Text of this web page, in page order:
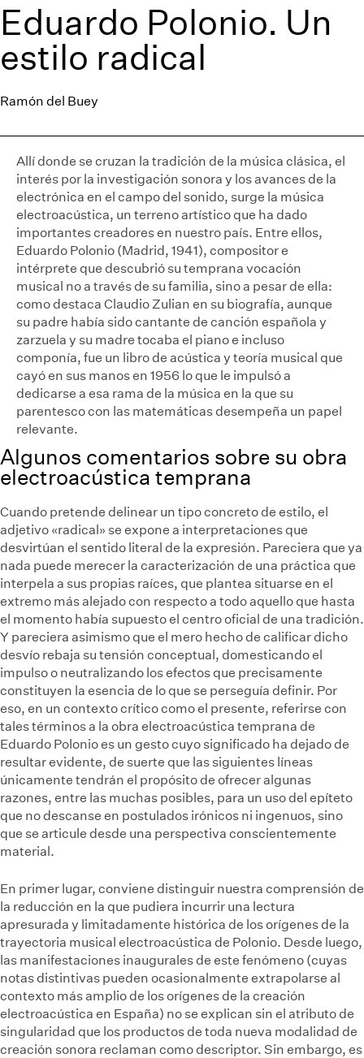
Eduardo Polonio. Un
estilo radical
Ramón del Buey
Allí donde se cruzan la tradición de la música clásica, el
interés por la investigación sonora y los avances de la
electrónica en el campo del sonido, surge la música
electroacústica, un terreno artístico que ha dado
importantes creadores en nuestro país. Entre ellos,
Eduardo Polonio (Madrid, 1941), compositor e
intérprete que descubrió su temprana vocación
musical no a través de su familia, sino a pesar de ella:
como destaca Claudio Zulian en su biografía, aunque
su padre había sido cantante de canción española y
zarzuela y su madre tocaba el piano e incluso
componía, fue un libro de acústica y teoría musical que
cayó en sus manos en 1956 lo que le impulsó a
dedicarse a esa rama de la música en la que su
parentesco con las matemáticas desempeña un papel
relevante.
Algunos comentarios sobre su obra
electroacústica temprana
Cuando pretende delinear un tipo concreto de estilo, el
adjetivo «radical» se expone a interpretaciones que
desvirtúan el sentido literal de la expresión. Pareciera que ya
nada puede merecer la caracterización de una práctica que
interpela a sus propias raíces, que plantea situarse en el
extremo más alejado con respecto a todo aquello que hasta
el momento había supuesto el centro oficial de una tradición.
Y pareciera asimismo que el mero hecho de calificar dicho
desvío rebaja su tensión conceptual, domesticando el
impulso o neutralizando los efectos que precisamente
constituyen la esencia de lo que se perseguía definir. Por
eso, en un contexto crítico como el presente, referirse con
tales términos a la obra electroacústica temprana de
Eduardo Polonio es un gesto cuyo significado ha dejado de
resultar evidente, de suerte que las siguientes líneas
únicamente tendrán el propósito de ofrecer algunas
razones, entre las muchas posibles, para un uso del epíteto
que no descanse en postulados irónicos ni ingenuos, sino
que se articule desde una perspectiva conscientemente
material.
En primer lugar, conviene distinguir nuestra comprensión de
la reducción en la que pudiera incurrir una lectura
apresurada y limitadamente histórica de los orígenes de la
trayectoria musical electroacústica de Polonio. Desde luego,
las manifestaciones inaugurales de este fenómeno (cuyas
notas distintivas pueden ocasionalmente extrapolarse al
contexto más amplio de los orígenes de la creación
electroacústica en España) no se explican sin el atributo de
singularidad que los productos de toda nueva modalidad de
creación sonora reclaman como descriptor. Sin embargo, es